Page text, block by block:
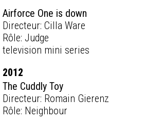
Airforce One is down
Directeur: Cilla Ware
Rôle: Judge
television mini series
2012
The Cuddly Toy
Directeur: Romain Gierenz
Rôle: Neighbour